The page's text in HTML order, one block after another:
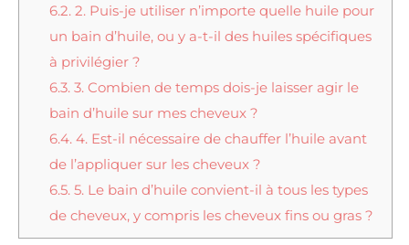
6.2.2. Puis-je utiliser n’importe quelle huile pour
un bain d’huile, ou y a-t-il des huiles spécifiques
à privilégier ?
6.3.3. Combien de temps dois-je laisser agir le
bain d’huile sur mes cheveux ?
6.4.4. Est-il nécessaire de chauffer l’huile avant
de l’appliquer sur les cheveux ?
6.5.5. Le bain d’huile convient-il à tous les types
de cheveux, y compris les cheveux fins ou gras ?